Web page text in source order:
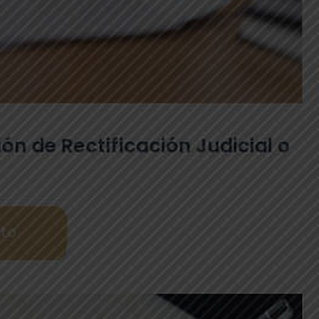
de Rectificación Judicial o